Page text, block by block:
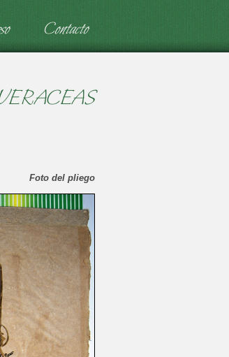
Contacto
Foto del pliego